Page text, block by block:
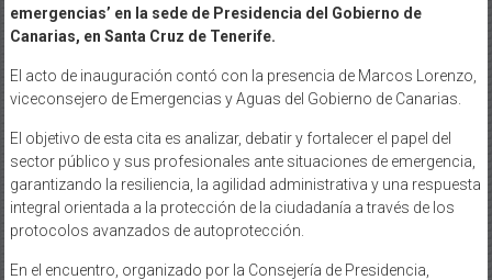
emergencias’ en la sede de Presidencia del Gobierno de
Canarias, en Santa Cruz de Tenerife.
El acto de inauguración contó con la presencia de Marcos Lorenzo,
viceconsejero de Emergencias y Aguas del Gobierno de Canarias.
El objetivo de esta cita es analizar, debatir y fortalecer el papel del
sector público y sus profesionales ante situaciones de emergencia,
garantizando la resiliencia, la agilidad administrativa y una respuesta
integral orientada a la protección de la ciudadanía a través de los
protocolos avanzados de autoprotección.
En el encuentro, organizado por la Consejería de Presidencia,